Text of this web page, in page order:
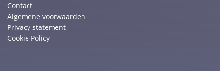
Contact
Algemene voorwaarden
Privacy statement
Cookie Policy